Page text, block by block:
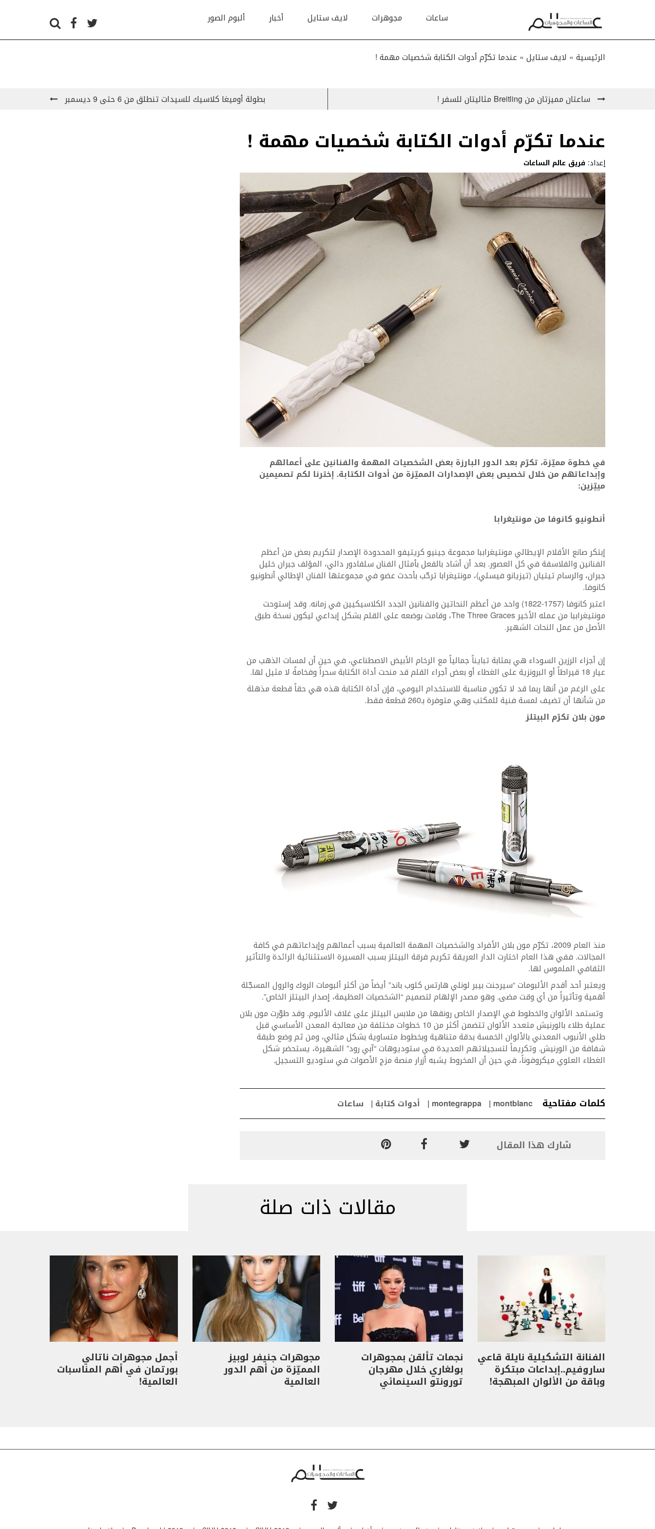
ساعات مجوهرات لايف ستايل أخبار ألبوم الصور
الرئيسية » لايف ستايل» عندما تكرّم أدوات الكتابة شخصيات مهمة !
ساعتان مميزتان من Breitling مثاليتان للسفر ! بطولة أوميغا كلاسيك للسيدات تنطلق من 6 حتى 9 ديسمبر
عندما تكرّم أدوات الكتابة شخصيات مهمة !
إعداد: فريق عالم الساعات
في خطوة مميّزة، تكرّم بعد الدور البارزة بعض الشخصيات المهمة والفنانين على أعمالهم
وإبداعاتهم من خلال تخصيص بعض الإصدارات المميّزة من أدوات الكتابة. إخترنا لكم تصميمين
مييّزين:
أنطونيو كانوفا من مونتيغرابا
إبتكر صانع الأقلام الإيطالي مونتيغراببا مجموعة جينيو كريتيفو المحدودة الإصدار لتكريم بعض من أعظم
الفنانين والفلاسفة في كل العصور. بعد أن أشاد بالفعل بأمثال الفنان سلفادور دالي، المؤلف جبران خليل
جبران، والرسام تيتيان (تيزيانو فيسلي)، مونتيغرابا ترحّب بأحدث عضو في مجموعتها الفنان الإطالي أنطونيو
كانوفا.
اعتبر كانوفا (1757-1822) واحد من أعظم النحاتين والفنانين الجدد الكلاسيكيين في زمانه. وقد إستوحت
مونتيغراببا من عمله الأخير The Three Graces، وقامت بوضعه على القلم بشكل إبداعي ليكون نسخة طبق
الأصل من عمل النحات الشهير.
إن أجزاء الرزين السوداء هي بمثابة تبايناً جمالياً مع الرخام الأبيض الاصطناعي، في حين أن لمسات الذهب من
عيار 18 قيراطاً أو البرونزية على الغطاء أو بعض أجراء القلم قد منحت أداة الكتابة سحراً وفخامةً لا مثيل لها.
على الرغم من أنها ربما قد لا تكون مناسبة للاستخدام اليومي، فإن أداة الكتابة هذه هي حقاً قطعة مذهلة
من شأنها أن تضيف لمسة فنية للمكتب وهي متوفرة بـ260 قطعة فقط.
مون بلان تكرّم البيتلز
منذ العام 2009، تكرّم مون بلان الأفراد والشخصيات المهمة العالمية بسبب أعمالهم وإبداعاتهم في كافة
المجالات. ففي هذا العام اختارت الدار العريقة تكريم فرقة البيتلز بسبب المسيرة الاستثنائية الرائدة والتأثير
الثقافي الملموس لها.
ويعتبر أحد أقدم الألبومات “سيرجنت بيبر لونلي هارتس كلوب باند” أيضاً من أكثر ألبومات الروك والرول المسجّلة
أهمية وتأثيراً من أي وقت مضى. وهو مصدر الإلهام لتصميم “الشخصيات العظيمة، إصدار البيتلز الخاص”.
وتستمد الألوان والخطوط في الإصدار الخاص رونقها من ملابس البيتلز على غلاف الألبوم. وقد طوّرت مون بلان
عملية طلاء بالورنيش متعدد الألوان تتضمن أكثر من 10 خطوات مختلفة من معالجة المعدن الأساسي قبل
طلي الأنبوب المعدني بالألوان الخمسة بدقة متناهية وبخطوط متساوية بشكل مثالي، ومن ثم وضع طبقة
شفافة من الورنيش. وتكريماً لتسجيلاتهم العديدة في ستوديوهات “آبي رود” الشهيرة، يستحضر شكل
الغطاء العلوي ميكروفوناً، في حين أن المخروط يشبه أزرار منصة مزج الأصوات في ستوديو التسجيل.
كلمات مفتاحية montblanc
montegrappa أدوات كتابة ساعات
شارك هذا المقال
مقالات ذات صلة
الفنانة التشكيلية نايلة قاعي
ساروفيم..إبداعات مبتكرة
وباقة من الألوان المبهجة!
نجمات تألقن بمجوهرات
بولغاري خلال مهرجان
تورونتو السينمائي
مجوهرات جنيفر لوبيز
المميّزة من أهم الدور
العالمية
أجمل مجوهرات ناتالي
بورتمان في أهم المناسبات
العالمية!